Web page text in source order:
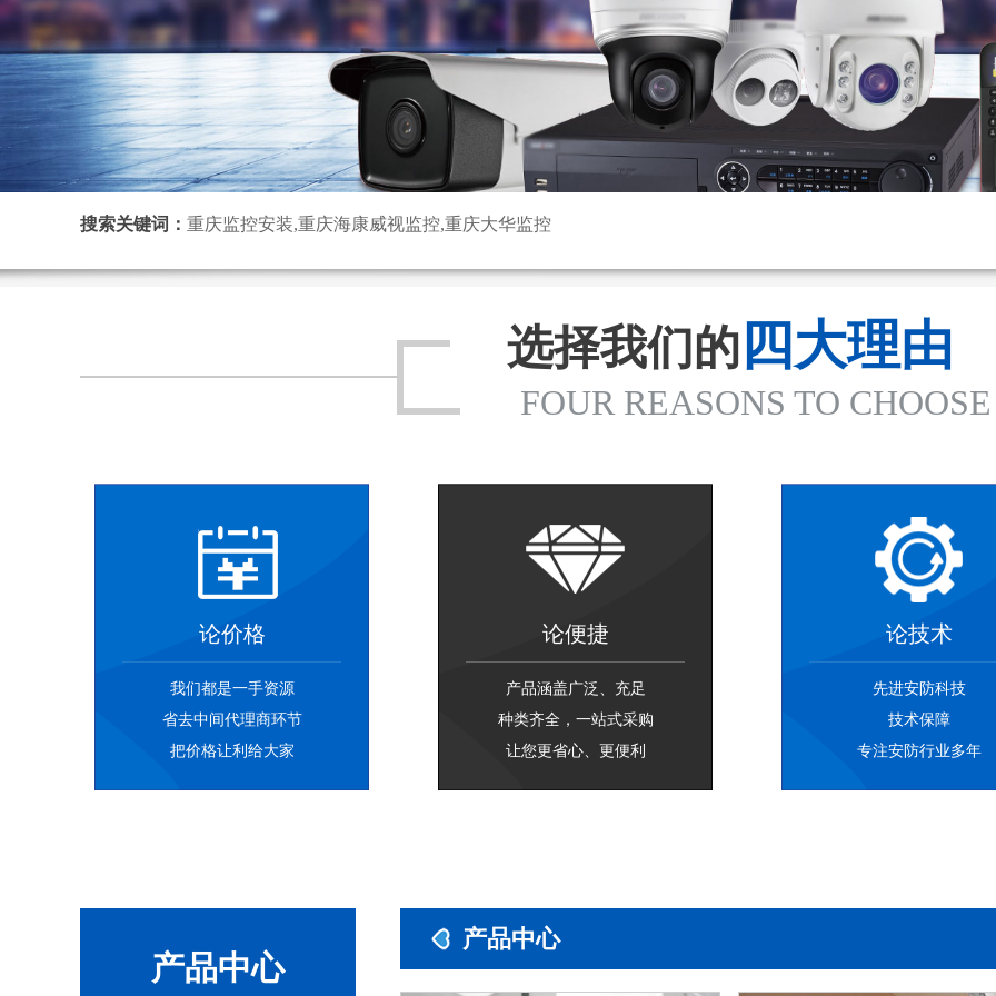
搜索关键词： 重庆监控安装,重庆海康威视监控,重庆大华监控
选择我们的 四大理由
FOUR REASONS TO
论价格
我们都是一手资源
省去中间代理商环节
把价格让利给大家
论便捷
产品涵盖广泛、充足
种类齐全，一站式采购
让您更省心、更便利
论技术
先进安防科技
技术保障
专注安防行业多年
产品中心
产品中心